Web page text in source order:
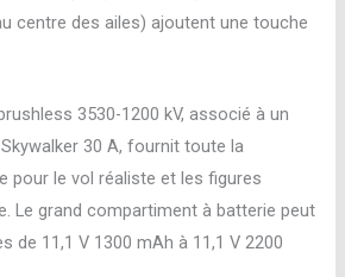
centre des ailes) ajoutent une touche
3530-1200 kV, associé à un
30 A, fournit toute la
pour le vol réaliste et les figures
Le grand compartiment à batterie peut
de 11,1 V 1300 mAh à 11,1 V 2200